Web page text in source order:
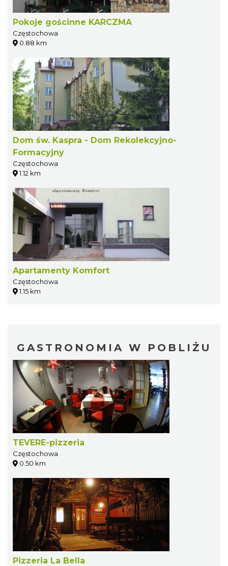
Pokoje gościnne KARCZMA
Częstochowa
0.88 km
Dom św. Kaspra - Dom Rekolekcyjno-
Formacyjny
Częstochowa
1.12 km
Apartamenty Komfort
Częstochowa
1.15 km
GASTRONOMIA W POBLIŻU
TEVERE-pizzeria
Częstochowa
0.50 km
Pizzeria La Bella